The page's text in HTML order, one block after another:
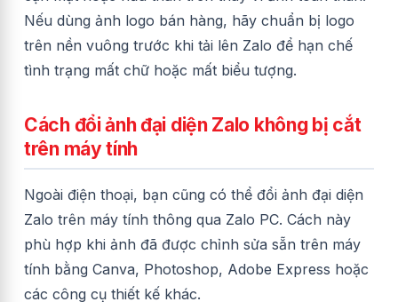
Nếu dùng ảnh logo bán hàng, hãy chuẩn bị logo
trên nền vuông trước khi tải lên Zalo để hạn chế
tình trạng mất chữ hoặc mất biểu tượng.
Cách đổi ảnh đại diện Zalo không bị cắt
trên máy tính
Ngoài điện thoại, bạn cũng có thể đổi ảnh đại diện
Zalo trên máy tính thông qua Zalo PC. Cách này
phù hợp khi ảnh đã được chỉnh sửa sẵn trên máy
tính bằng Canva, Photoshop, Adobe Express hoặc
các công cụ thiết kế khác.